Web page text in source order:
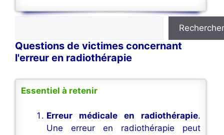
Rechercher
Questions de victimes concernant
l'erreur en radiothérapie
Essentiel à retenir
Erreur médicale en radiothérapie.
Une erreur en radiothérapie peut